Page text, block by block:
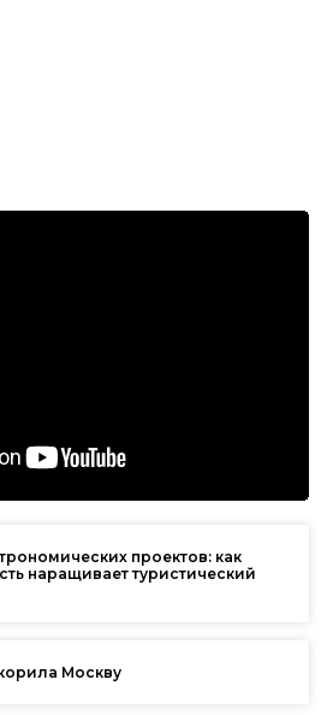
проектов: как
наращивает туристический
Москву